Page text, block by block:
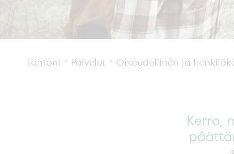
Tahtoni Palvelut Oikeudellinen ja
Kerro,